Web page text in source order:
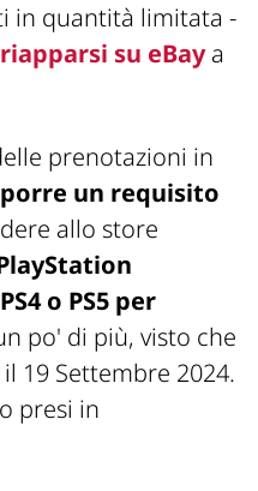
in quantità limitata -
riapparsi su eBaya
prenotazioni in
un requisito
allo store
o PS5 per
po' di più, visto che
19 Settembre 2024.
presi in